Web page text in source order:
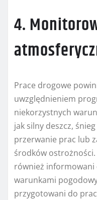
4.
Prace drogowe
uwzględnieniem
niekorzystnych
jak silny deszcz,
przerwanie prac lub
środków
również informowani
warunkami
przygotowani do